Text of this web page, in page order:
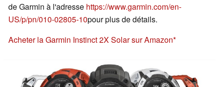
de Garmin à l'adresse https://www.garmin.com/en-
US/p/pn/010-02805-10pour plus de détails.
Acheter la Garmin Instinct 2X Solar sur Amazon